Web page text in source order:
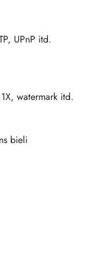
UPnP itd.
watermark itd.
bieli